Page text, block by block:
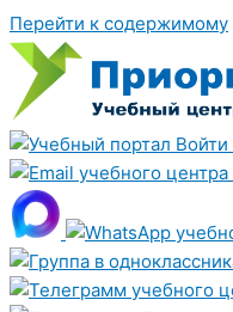
Перейти к содержимому